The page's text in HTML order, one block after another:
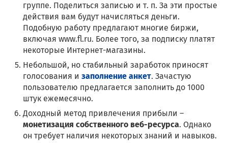
группе. Поделиться записью и т. п. За эти простые
действия вам будут начисляться деньги.
Подобную работу предлагают многие биржи,
включая www.fl.ru. Более того, за подписку платят
некоторые Интернет-магазины.
Небольшой, но стабильный заработок приносят
голосования и заполнение анкет. Зачастую
пользователю предлагается заполнить до 1000
штук ежемесячно.
Доходный метод привлечения прибыли –
монетизация собственного веб-ресурса. Однако
он требует наличия некоторых знаний и навыков.